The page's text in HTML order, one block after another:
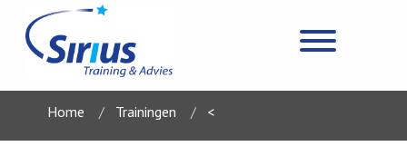
Home Trainingen <